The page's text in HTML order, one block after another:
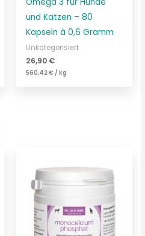
und Katzen – 80
Kapseln à 0,6 Gramm
Unkategorisiert
26,90 €
560,42€ / kg